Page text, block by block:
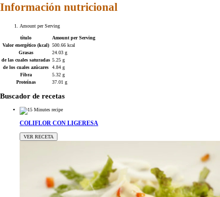
Información nutricional
Amount per Serving
título
Amount per Serving
Valor energético (kcal) 500.66 kcal
Grasas
24.03 g
de las cuales saturadas 5.25 g
de los cuales azúcares
4.84 g
Fibra
5.32 g
Proteínas
37.01 g
Buscador de recetas
COLIFLOR CON LIGERESA
VER RECETA